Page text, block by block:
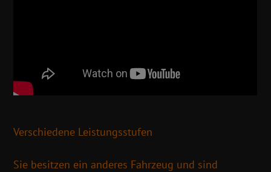
Verschiedene Leistungsstufen
Sie besitzen ein anderes Fahrzeug und sind